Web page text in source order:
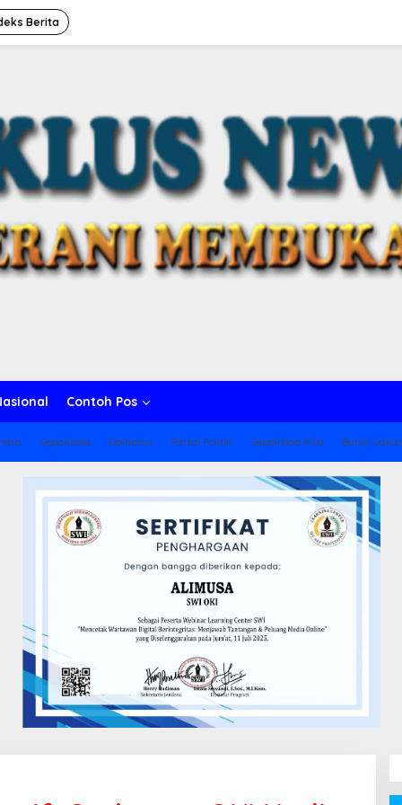
Berita
Contoh Pos
Sepakbola Daihatsu Partai Politik Sepakbola Kita Banjir